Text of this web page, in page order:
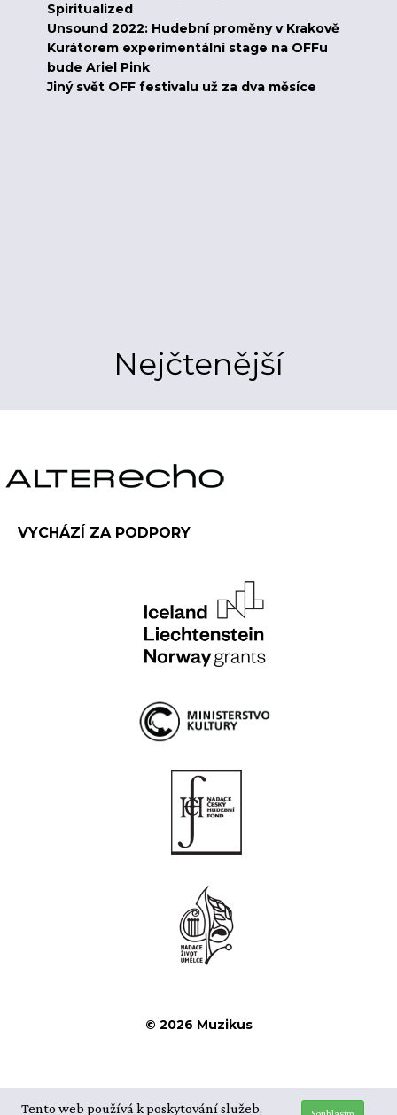
Spiritualized
Unsound 2022: Hudební proměny v Krakově
Kurátorem experimentální stage na OFFu
bude Ariel Pink
Jiný svět OFF festivalu už za dva měsíce
Nejčtenější
VYCHÁZÍ ZA PODPORY
© 2026 Muzikus
Tento web používá k poskytování služeb,